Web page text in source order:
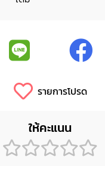
รายการโปรด
ให้คะแนน